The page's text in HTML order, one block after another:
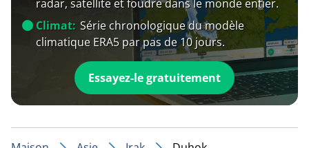
radar, satellite et foudre dans le monde entier.
Climat: Série chronologique du modèle
climatique ERA5 par pas de 10 jours.
Essayez-le gratuitement